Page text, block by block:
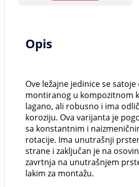
Opis
Ove ležajne jedinice se satoje
montiranog u kompozitnom
lagano, ali robusno i ima
koroziju. Ova varijanta je
sa konstantnim i
rotacije. Ima unutrašnji
strane i zaključan je na
zavrtnja na unutrašnjem
lakim za montažu.